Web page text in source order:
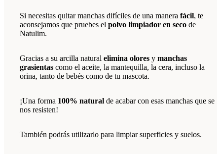
Si necesitas quitar manchas difíciles de una manera fácil, te
aconsejamos que pruebes el polvo limpiador en seco de
Natulim.
Gracias a su arcilla natural elimina olores y manchas
grasientas como el aceite, la mantequilla, la cera, incluso la
orina, tanto de bebés como de tu mascota.
¡Una forma 100% natural de acabar con esas manchas que se
nos resisten!
También podrás utilizarlo para limpiar superficies y suelos.